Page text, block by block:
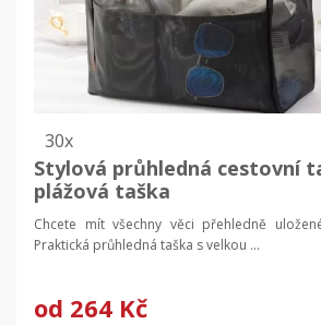
30x
Stylová průhledná cestovní
plážová taška
Chcete mít všechny věci přehledně
Praktická průhledná taška s velkou ...
od 264 Kč